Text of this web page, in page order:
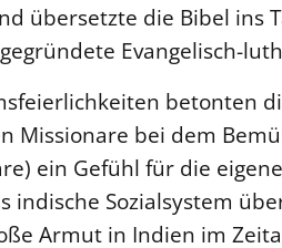
übersetzte die Bibel ins
Evangelisch-
betonten
Missionare bei dem
ein Gefühl für die
indische Sozialsystem
Armut in Indien im